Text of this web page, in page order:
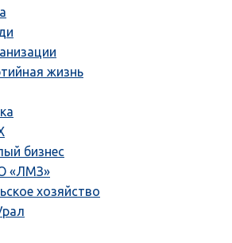
жизнь
бизнес
«ЛМЗ»
хозяйство